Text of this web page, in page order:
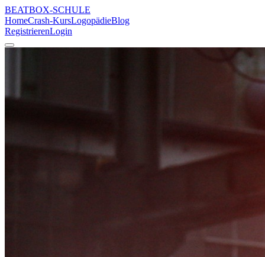
BEATBOX-SCHULE
HomeCrash-KursLogopädieBlog
RegistrierenLogin